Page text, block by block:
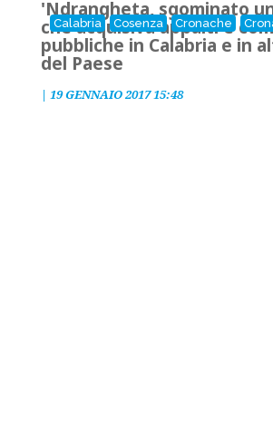
Calabria Cosenza Cronache
'Ndrangheta, sgominato
che acquisiva appalti e
pubbliche in Calabria e in
del Paese
| 19 GENNAIO 2017 15:48